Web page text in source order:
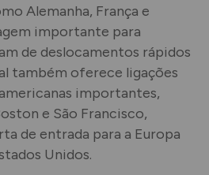
Alemanha, França e
importante para
de deslocamentos rápidos
também oferece ligações
importantes,
e São Francisco,
de entrada para a Europa
Unidos.